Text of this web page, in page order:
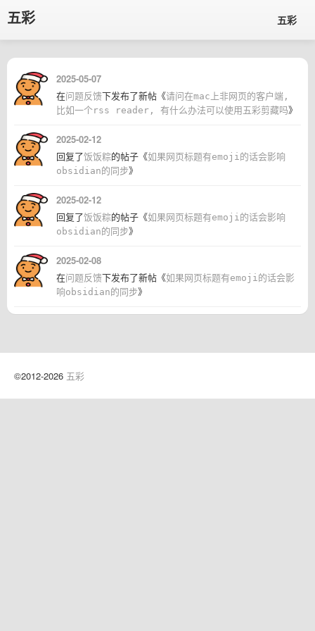
五彩 五彩
2025-05-07
在问题反馈下发布了新帖《请问在mac上非网页的客户端,
比如一个rss reader, 有什么办法可以使用五彩剪藏吗》
2025-02-12
回复了饭饭粽的帖子《如果网页标题有emoji的话会影响
obsidian的同步》
2025-02-12
回复了饭饭粽的帖子《如果网页标题有emoji的话会影响
obsidian的同步》
2025-02-08
在问题反馈下发布了新帖《如果网页标题有emoji的话会影
响obsidian的同步》
©2012-2026 五彩